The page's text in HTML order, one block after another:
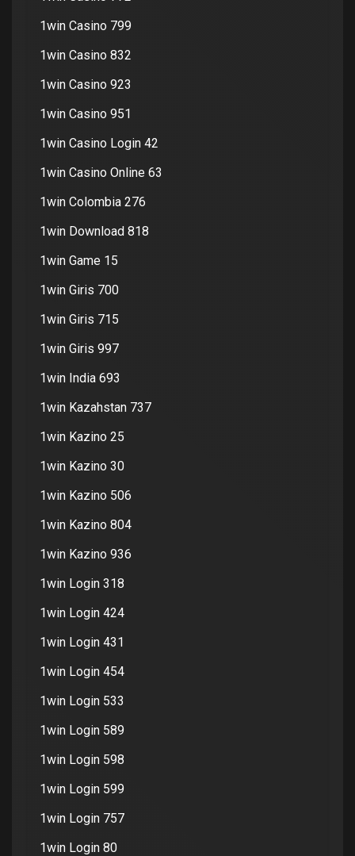
1win Casino 799
1win Casino 832
1win Casino 923
1win Casino 951
1win Casino Login 42
1win Casino Online 63
1win Colombia 276
1win Download 818
1win Game 15
1win Giris 700
1win Giris 715
1win Giris 997
1win India 693
1win Kazahstan 737
1win Kazino 25
1win Kazino 30
1win Kazino 506
1win Kazino 804
1win Kazino 936
1win Login 318
1win Login 424
1win Login 431
1win Login 454
1win Login 533
1win Login 589
1win Login 598
1win Login 599
1win Login 757
1win Login 80